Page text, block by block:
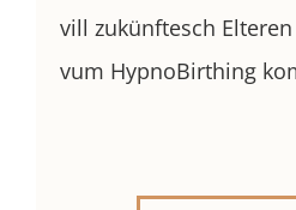
vill zukünftesch
vum HypnoBirthing